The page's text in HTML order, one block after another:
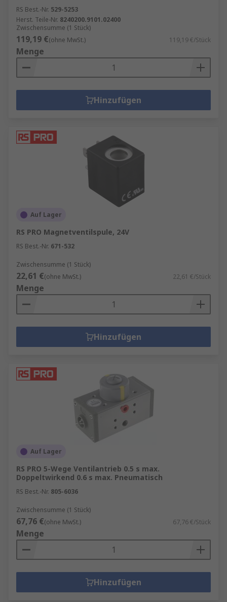
RS Best.-Nr. 529-5253
Herst. Teile-Nr. 8240200.9101.02400
Zwischensumme (1 Stück)
119,19 €(ohne MwSt.) 119,19 €/Stück
Menge
Hinzufügen
Auf Lager
RS PRO Magnetventilspule, 24V
RS Best.-Nr. 671-532
Zwischensumme (1 Stück)
22,61 €(ohne MwSt.) 22,61 €/Stück
Menge
Hinzufügen
Auf Lager
RS PRO 5-Wege Ventilantrieb 0.5 s max.
Doppeltwirkend 0.6 s max. Pneumatisch
RS Best.-Nr. 805-6036
Zwischensumme (1 Stück)
67,76 €(ohne MwSt.) 67,76 €/Stück
Menge
Hinzufügen